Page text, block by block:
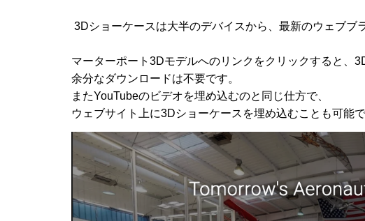
3Dショーケースは大半のデバイスから、最新のウェブブ
マーターポート3Dモデルへのリンクをクリックすると、
余分なダウンロードは不要です。
またYouTubeのビデオを埋め込むのと同じ仕方で、
ウェブサイト上に3Dショーケースを埋め込むことも可能で